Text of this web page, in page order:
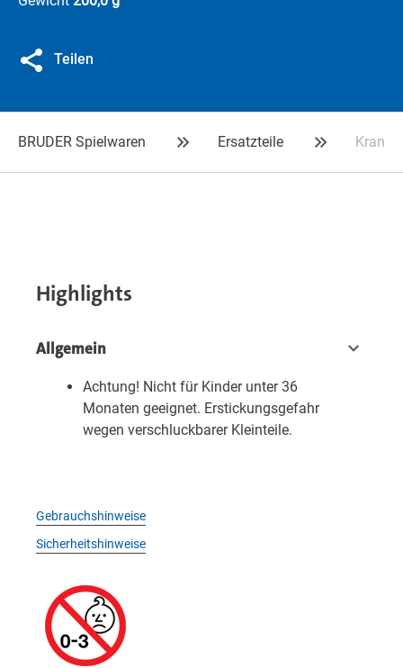
Teilen
BRUDER Spielwaren Ersatzteile
Highlights
Allgemein
Achtung! Nicht für Kinder unter 36
Monaten geeignet. Erstickungsgefahr
wegen verschluckbarer Kleinteile.
Gebrauchshinweise
Sicherheitshinweise